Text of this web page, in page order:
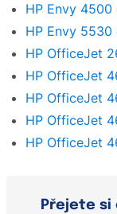
HP Envy
HP Envy
HP OfficeJet
HP OfficeJet
HP OfficeJet
HP OfficeJet
HP OfficeJet
Přejete